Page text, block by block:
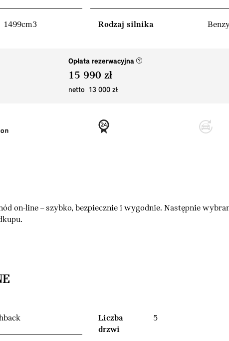
1499cm3 Rodzaj silnika
Opłata rezerwacyjna (nowe okno)
15 990 zł
netto 13 000 zł
on-line – szybko, bezpiecznie i wygodnie. Następnie
Liczba
drzwi
5